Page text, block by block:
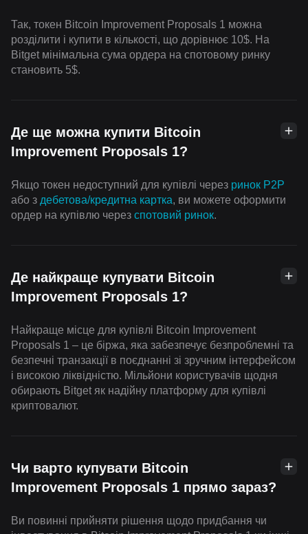
Так, токен Bitcoin Improvement Proposals 1 можна
розділити і купити в кількості, що дорівнює 10$. На
Bitget мінімальна сума ордера на спотовому ринку
становить 5$.
Де ще можна купити Bitcoin
Improvement Proposals 1?
Якщо токен недоступний для купівлі через ринок P2P
або з дебетова/кредитна картка, ви можете оформити
ордер на купівлю через спотовий ринок.
Де найкраще купувати Bitcoin
Improvement Proposals 1?
Найкраще місце для купівлі Bitcoin Improvement
Proposals 1 – це біржа, яка забезпечує безпроблемні та
безпечні транзакції в поєднанні зі зручним інтерфейсом
і високою ліквідністю. Мільйони користувачів щодня
обирають Bitget як надійну платформу для купівлі
криптовалют.
Чи варто купувати Bitcoin
Improvement Proposals 1 прямо зараз?
Ви повинні прийняти рішення щодо придбання чи